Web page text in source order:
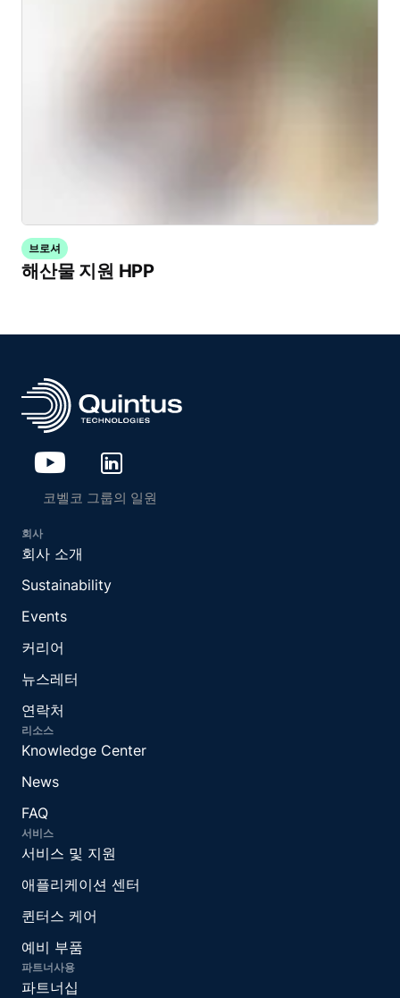
브로셔
해산물 지원 HPP
코벨코 그룹의 일원
회사
회사 소개
Sustainability
Events
커리어
뉴스레터
연락처
리소스
Knowledge Center
News
FAQ
서비스
서비스 및 지원
애플리케이션 센터
퀸터스 케어
예비 부품
파트너사용
파트너십